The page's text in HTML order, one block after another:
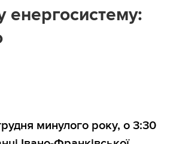
енергосистему:
минулого року, о 3:30